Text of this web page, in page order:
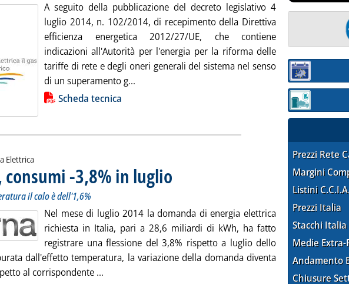
A seguito della pubblicazione del decreto legislativo 4
luglio 2014, n. 102/2014, di recepimento della Direttiva
efficienza energetica 2012/27/UE, che contiene
indicazioni all'Autorità per l'energia per la riforma delle
tariffe di rete e degli oneri generali del sistema nel senso
di un superamento g... Leggi tutta la notizia: 'Elettricità, Autorità apre
PDF alla notiziaScheda tecnica
Elettrica
-3,8% in luglio . Sottotitolo: Al netto della temperatura il calo è dell'1,6%
. Pubblicata mercoledì 06 agosto 2014 alle 11.42.
il calo è dell'1,6%
Nel mese di luglio 2014 la domanda di energia elettrica
richiesta in Italia, pari a 28,6 miliardi di kWh, ha fatto
registrare una flessione del 3,8% rispetto a luglio dello
dall'effetto temperatura, la variazione della domanda diventa
al corrispondente ... Leggi tutta la notizia: 'Elettricità, consumi -3,8% in luglio '
Sezione:
Sezione:
Prezzi Rete
Margini
Listini
Prezzi Italia
Stacchi Italia
Medie Extra-
Andamento
Chiusure